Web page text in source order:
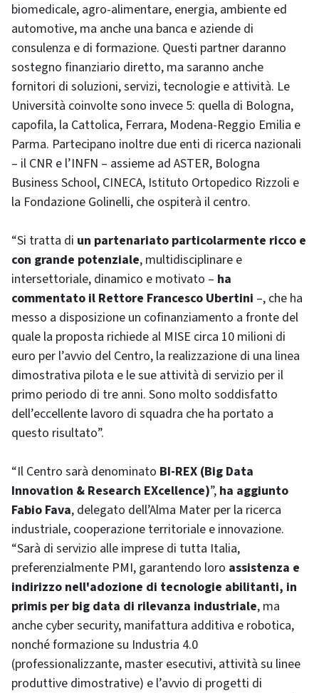
biomedicale, agro-alimentare, energia, ambiente ed
automotive, ma anche una banca e aziende di
consulenza e di formazione. Questi partner daranno
sostegno finanziario diretto, ma saranno anche
fornitori di soluzioni, servizi, tecnologie e attività. Le
Università coinvolte sono invece 5: quella di Bologna,
capofila, la Cattolica, Ferrara, Modena-Reggio Emilia e
Parma. Partecipano inoltre due enti di ricerca nazionali
– il CNR e l’INFN – assieme ad ASTER, Bologna
Business School, CINECA, Istituto Ortopedico Rizzoli e
la Fondazione Golinelli, che ospiterà il centro.
“Si tratta di un partenariato particolarmente ricco e
con grande potenziale, multidisciplinare e
intersettoriale, dinamico e motivato – ha
commentato il Rettore Francesco Ubertini –, che ha
messo a disposizione un cofinanziamento a fronte del
quale la proposta richiede al MISE circa 10 milioni di
euro per l’avvio del Centro, la realizzazione di una linea
dimostrativa pilota e le sue attività di servizio per il
primo periodo di tre anni. Sono molto soddisfatto
dell’eccellente lavoro di squadra che ha portato a
questo risultato”.
“Il Centro sarà denominato BI-REX (Big Data
Innovation & Research EXcellence)”, ha aggiunto
Fabio Fava, delegato dell’Alma Mater per la ricerca
industriale, cooperazione territoriale e innovazione.
“Sarà di servizio alle imprese di tutta Italia,
preferenzialmente PMI, garantendo loro assistenza e
indirizzo nell'adozione di tecnologie abilitanti, in
primis per big data di rilevanza industriale, ma
anche cyber security, manifattura additiva e robotica,
nonché formazione su Industria 4.0
(professionalizzante, master esecutivi, attività su linee
produttive dimostrative) e l’avvio di progetti di